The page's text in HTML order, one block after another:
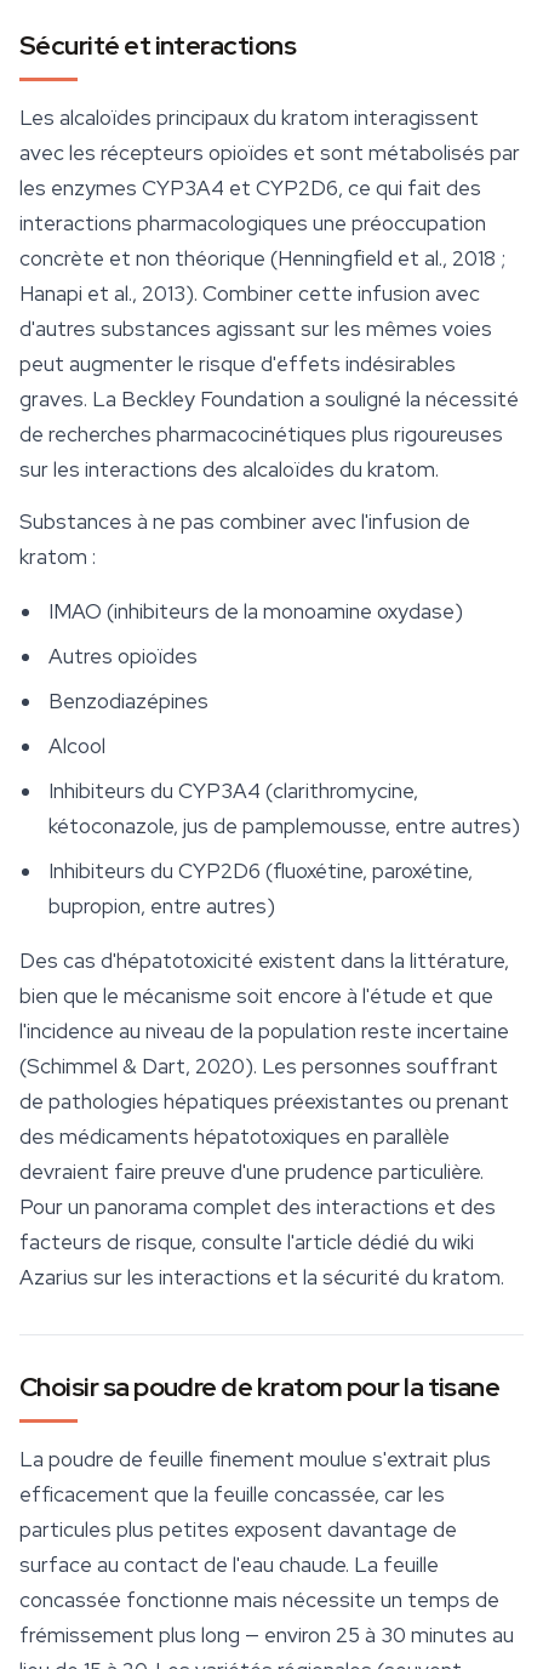
Sécurité et interactions
Les alcaloïdes principaux du kratom interagissent
avec les récepteurs opioïdes et sont métabolisés par
les enzymes CYP3A4 et CYP2D6, ce qui fait des
interactions pharmacologiques une préoccupation
concrète et non théorique (Henningfield et al., 2018 ;
Hanapi et al., 2013). Combiner cette infusion avec
d'autres substances agissant sur les mêmes voies
peut augmenter le risque d'effets indésirables
graves. La Beckley Foundation a souligné la nécessité
de recherches pharmacocinétiques plus rigoureuses
sur les interactions des alcaloïdes du kratom.
Substances à ne pas combiner avec l'infusion de
kratom :
IMAO (inhibiteurs de la monoamine oxydase)
Autres opioïdes
Benzodiazépines
Alcool
Inhibiteurs du CYP3A4 (clarithromycine,
kétoconazole, jus de pamplemousse, entre autres)
Inhibiteurs du CYP2D6 (fluoxétine, paroxétine,
bupropion, entre autres)
Des cas d'hépatotoxicité existent dans la littérature,
bien que le mécanisme soit encore à l'étude et que
l'incidence au niveau de la population reste incertaine
(Schimmel & Dart, 2020). Les personnes souffrant
de pathologies hépatiques préexistantes ou prenant
des médicaments hépatotoxiques en parallèle
devraient faire preuve d'une prudence particulière.
Pour un panorama complet des interactions et des
facteurs de risque, consulte l'article dédié du wiki
Azarius sur les interactions et la sécurité du kratom.
Choisir sa poudre de kratom pour la tisane
La poudre de feuille finement moulue s'extrait plus
efficacement que la feuille concassée, car les
particules plus petites exposent davantage de
surface au contact de l'eau chaude. La feuille
concassée fonctionne mais nécessite un temps de
frémissement plus long — environ 25 à 30 minutes au